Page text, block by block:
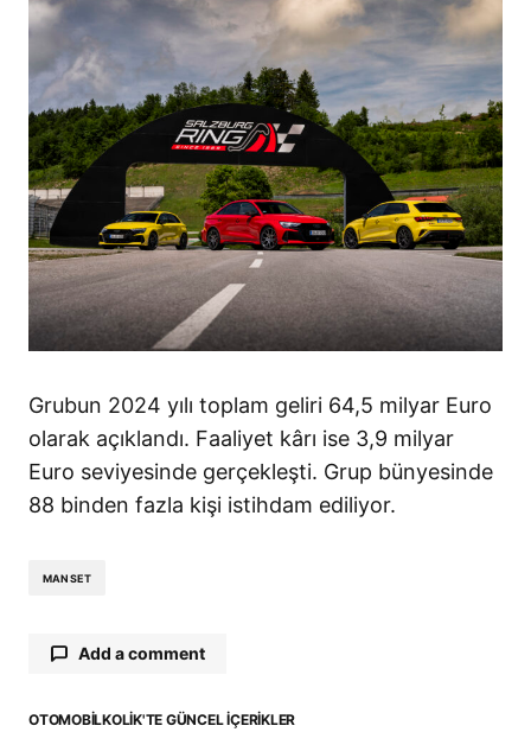
Grubun 2024 yılı toplam geliri 64,5 milyar Euro
olarak açıklandı. Faaliyet kârı ise 3,9 milyar
Euro seviyesinde gerçekleşti. Grup bünyesinde
88 binden fazla kişi istihdam ediliyor.
MANSET
Add a comment
OTOMOBILKOLIK'TE GÜNCEL İÇERIKLER